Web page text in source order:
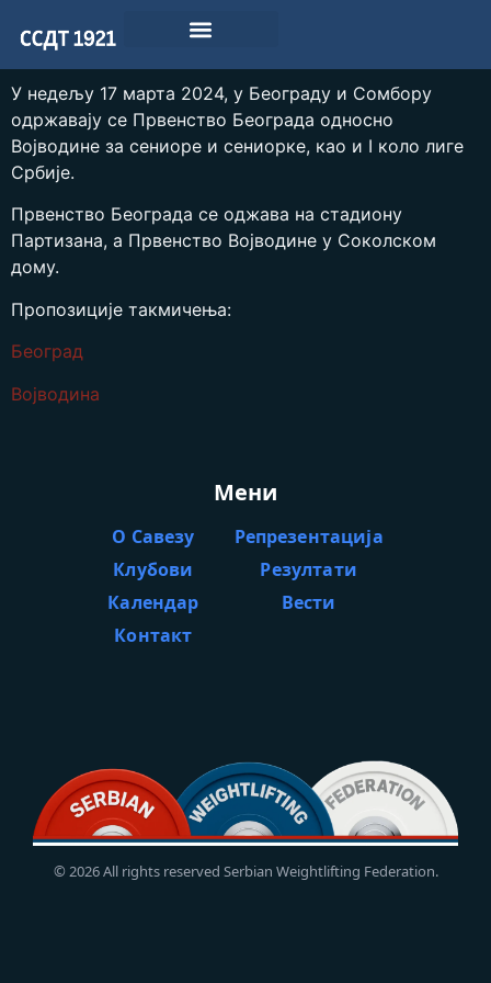
У недељу 17 марта 2024, у Београду и Сомбору
одржавају се Првенство Београда односно
Војводине за сениоре и сениорке, као и I коло лиге
Србије.
Првенство Београда се оджава на стадиону
Партизана, а Првенство Војводине у Соколском
дому.
Пропозиције такмичења:
Београд
Војводина
Мени
О Савезу
Репрезентација
Клубови
Резултати
Календар
Вести
Контакт
© 2026 All rights reserved Serbian Weightlifting Federation.